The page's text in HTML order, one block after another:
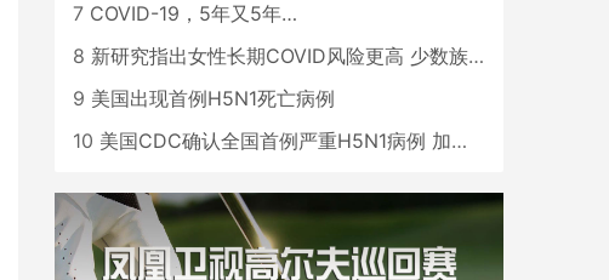
7 COVID-19，5年又5年…
8 新研究指出女性长期COVID风险更高 少数族裔儿童存在差异
9 美国出现首例H5N1死亡病例
10 美国CDC确认全国首例严重H5N1病例 加州进入紧急状态